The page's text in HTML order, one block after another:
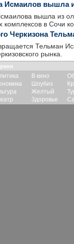
Исмаилов вышла
вышла из
комплексов в Сочи
Черкизона
Тельман
рынка.
В кино
Шоубиз
Желтый
Здоровье